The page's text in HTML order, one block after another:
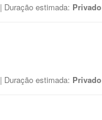
| Duração estimada: Privado
| Duração estimada: Privado